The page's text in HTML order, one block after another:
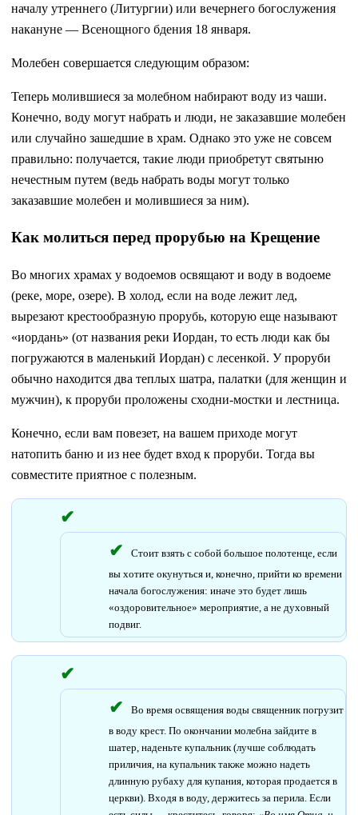
началу утреннего (Литургии) или вечернего богослужения
накануне — Всенощного бдения 18 января.
Молебен совершается следующим образом:
Теперь молившиеся за молебном набирают воду из чаши.
Конечно, воду могут набрать и люди, не заказавшие молебен
или случайно зашедшие в храм. Однако это уже не совсем
правильно: получается, такие люди приобретут святыню
нечестным путем (ведь набрать воды могут только
заказавшие молебен и молившиеся за ним).
Как молиться перед прорубью на Крещение
Во многих храмах у водоемов освящают и воду в водоеме
(реке, море, озере). В холод, если на воде лежит лед,
вырезают крестообразную прорубь, которую еще называют
«иордань» (от названия реки Иордан, то есть люди как бы
погружаются в маленький Иордан) с лесенкой. У проруби
обычно находится два теплых шатра, палатки (для женщин и
мужчин), к проруби проложены сходни-мостки и лестница.
Конечно, если вам повезет, на вашем приходе могут
натопить баню и из нее будет вход к проруби. Тогда вы
совместите приятное с полезным.
Стоит взять с собой большое полотенце, если
вы хотите окунуться и, конечно, прийти ко времени
начала богослужения: иначе это будет лишь
«оздоровительное» мероприятие, а не духовный
подвиг.
Во время освящения воды священник погрузит
в воду крест. По окончании молебна зайдите в
шатер, наденьте купальник (лучше соблюдать
приличия, на купальник также можно надеть
длинную рубаху для купания, которая продается в
церкви). Входя в воду, держитесь за перила. Если